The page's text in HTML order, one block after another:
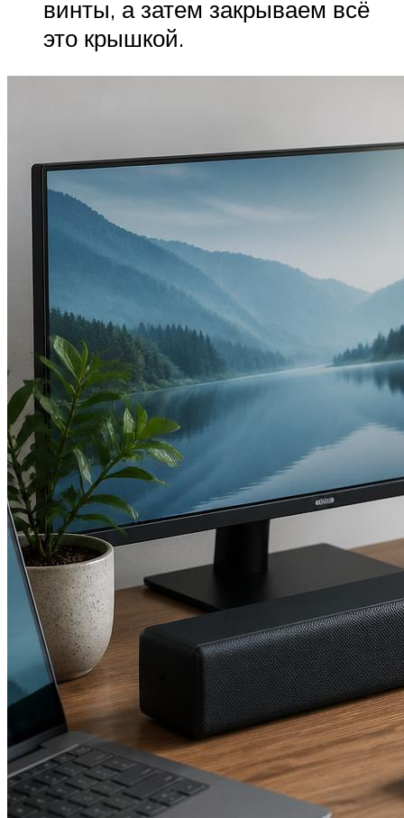
винты, а затем закрываем всё
это крышкой.